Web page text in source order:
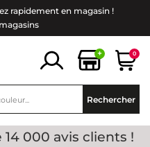
rapidement en magasin !
+ 0
Rechercher
14 000 avis clients !